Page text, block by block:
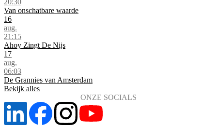
Van onschatbare waarde
16
aug.
21:15
Ahoy Zingt De Nijs
17
aug.
06:03
De Grannies van Amsterdam
Bekijk alles
ONZE SOCIALS